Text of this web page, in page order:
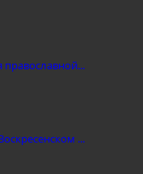
православной...
...